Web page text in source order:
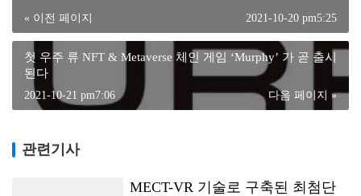
« 이전 페이지 2021-10-20 pm5:25
첫 우주 류 NFT & Metaverse 체인 게임 ‘Murphy’ 가 곧 출시
된다
다음 페이지 »
2021-10-21 pm7:06
관련기사
MECT-VR 기술로 구축된 최첨단